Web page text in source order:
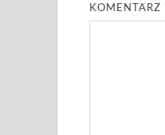
KOMENTARZ